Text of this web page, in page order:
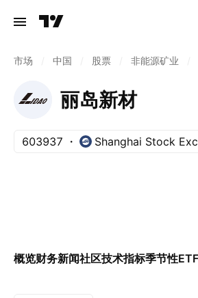
市场 中国 股票 非能源矿业
丽岛新材
603937 Shanghai Stock
概览财务新闻社区技术指标季节性